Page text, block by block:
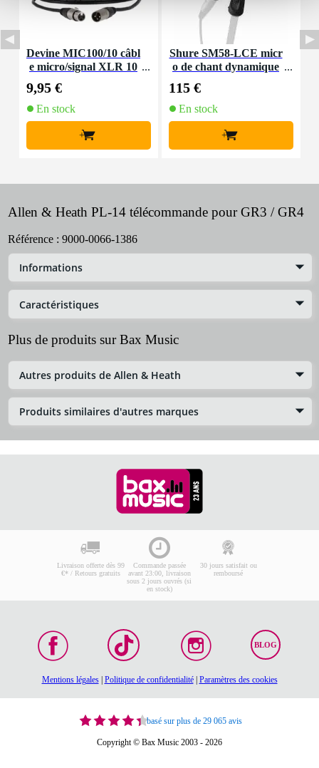
Devine MIC100/10 câbl
e micro/signal XLR 10
9,95 €
En stock
+
Shure SM58-LCE micr
o de chant dynamique
115 €
En stock
+
Allen & Heath PL-14 télécommande pour GR3 / GR4
Référence : 9000-0066-1386
Informations
Caractéristiques
Plus de produits sur Bax Music
Autres produits de Allen & Heath
Produits similaires d'autres marques
Livraison offerte dès 99
€* / Retours gratuits
Commande passée
avant 23:00, livraison
sous 2 jours ouvrés (si
en stock)
30 jours satisfait ou
remboursé
BLOG
Mentions légales| Politique de confidentialité| Paramètres des cookies
basé sur plus de 29 065 avis
Copyright © Bax Music 2003 - 2026